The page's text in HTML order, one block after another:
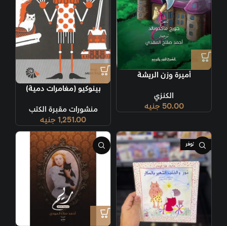
أميرة وزن الريشة
الكنزي
50.00 جنيه
بينوكيو (مغامرات دمية)
منشورات مقبرة الكتب
1,251.00 جنيه
غير متوفر